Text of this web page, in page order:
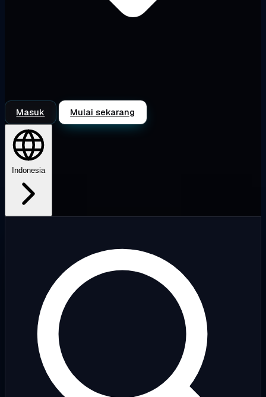
Masuk Mulai sekarang
Indonesia